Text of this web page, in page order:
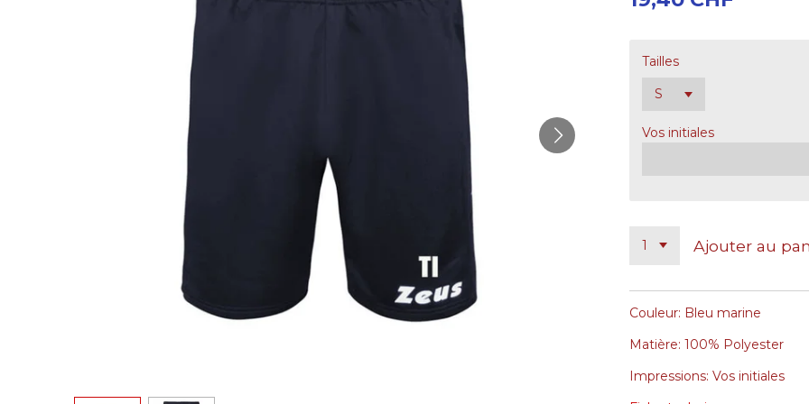
Tailles
Vos initiales
Ajouter au
Couleur: Bleu marine
Matière: 100% Polyester
Impressions: Vos initiales